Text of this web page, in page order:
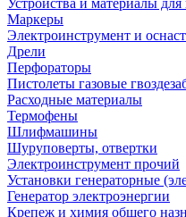
Устройства и материалы
Маркеры
Электроинструмент и
Дрели
Перфораторы
Пистолеты газовые
Расходные материалы
Термофены
Шлифмашины
Шуруповерты, отвертки
Электроинструмент прочий
Установки генераторные
Генератор электроэнергии
Крепеж и химия общего